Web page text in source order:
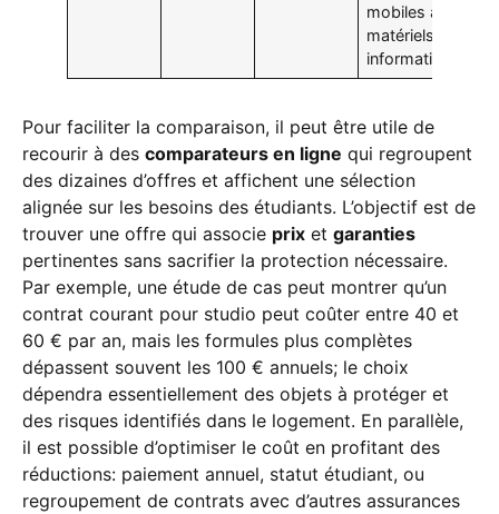
mobiles avec
matériels
informatiques
Pour faciliter la comparaison, il peut être utile de
recourir à des comparateurs en ligne qui regroupent
des dizaines d’offres et affichent une sélection
alignée sur les besoins des étudiants. L’objectif est de
trouver une offre qui associe prix et garanties
pertinentes sans sacrifier la protection nécessaire.
Par exemple, une étude de cas peut montrer qu’un
contrat courant pour studio peut coûter entre 40 et
60 € par an, mais les formules plus complètes
dépassent souvent les 100 € annuels; le choix
dépendra essentiellement des objets à protéger et
des risques identifiés dans le logement. En parallèle,
il est possible d’optimiser le coût en profitant des
réductions: paiement annuel, statut étudiant, ou
regroupement de contrats avec d’autres assurances